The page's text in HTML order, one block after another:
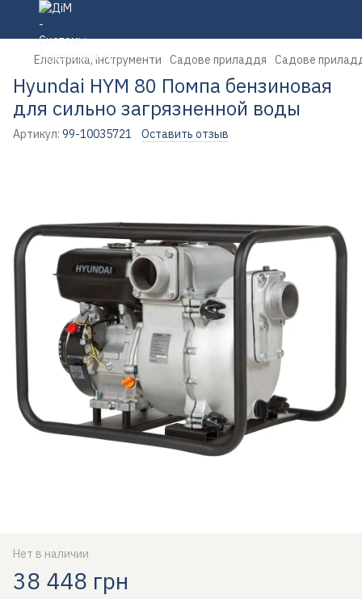
Електрика, інструменти Садове приладдя Садове
Hyundai HYM 80 Помпа бензиновая
для сильно загрязненной воды
Артикул: 99-10035721 Оставить отзыв
Нет в наличии
38 448 грн